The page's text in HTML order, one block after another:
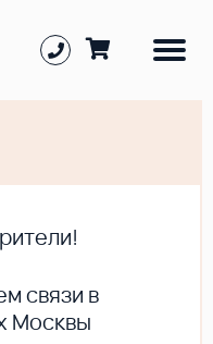
связи в
Москвы